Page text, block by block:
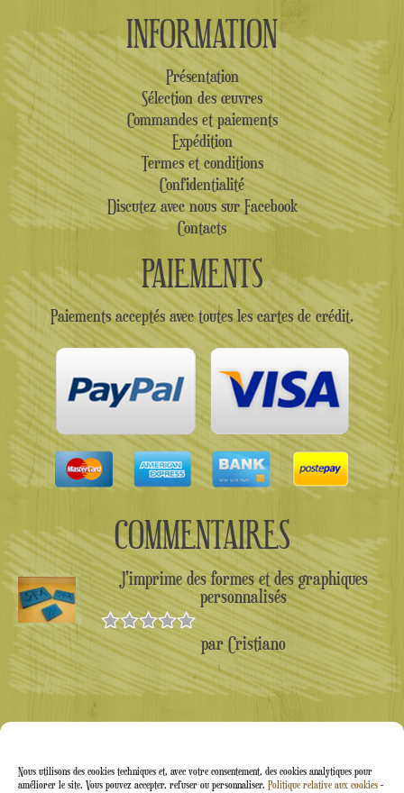
Nous utilisons des cookies techniques et, avec votre consentement, des cookies analytiques pour
améliorer le site. Vous pouvez accepter, refuser ou personnaliser. Politique relative aux cookies -
INFORMATION
Présentation
Sélection des œuvres
Commandes et paiements
Expédition
Termes et conditions
Confidentialité
Discutez avec nous sur Facebook
Contacts
PAIEMENTS
Paiements acceptés avec toutes les cartes de crédit.
COMMENTAIRES
J'imprime des formes et des graphiques
personnalisés
Note 5sur
5
par Cristiano